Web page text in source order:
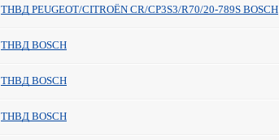
ТНВД PEUGEOT/CITROЁN CR/CP3S3/R70/20-789S BOSCH
ТНВД BOSCH
ТНВД BOSCH
ТНВД BOSCH